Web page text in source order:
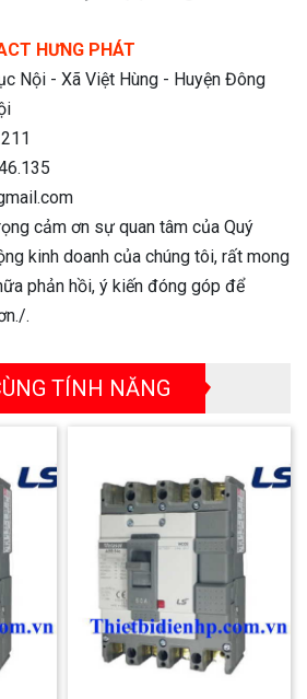
HƯNG PHÁT
Nội - Xã Việt Hùng - Huyện Đông
cảm ơn sự quan tâm của Quý
kinh doanh của chúng tôi, rất mong
phản hồi, ý kiến đóng góp để
.
TÍNH NĂNG